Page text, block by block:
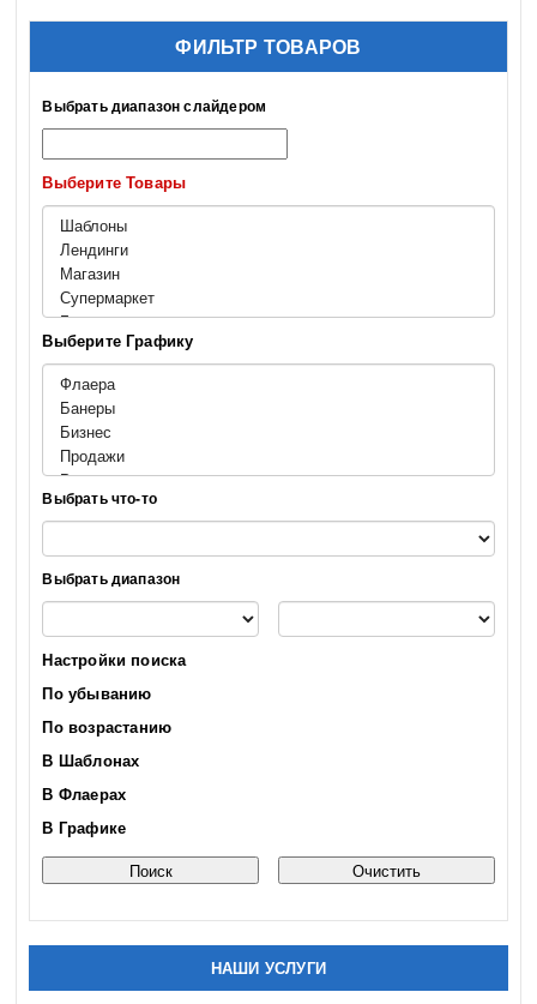
ФИЛЬТР ТОВАРОВ
Выбрать диапазон слайдером
Выберите Товары
Выберите Графику
Выбрать что-то
Выбрать диапазон
Настройки поиска
По убыванию
По возрастанию
В Шаблонах
В Флаерах
В Графике
НАШИ УСЛУГИ